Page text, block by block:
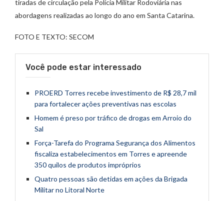
tiradas de circulação pela Polícia Militar Rodoviária nas
abordagens realizadas ao longo do ano em Santa Catarina.
FOTO E TEXTO: SECOM
Você pode estar interessado
PROERD Torres recebe investimento de R$ 28,7 mil
para fortalecer ações preventivas nas escolas
Homem é preso por tráfico de drogas em Arroio do
Sal
Força-Tarefa do Programa Segurança dos Alimentos
fiscaliza estabelecimentos em Torres e apreende
350 quilos de produtos impróprios
Quatro pessoas são detidas em ações da Brigada
Militar no Litoral Norte